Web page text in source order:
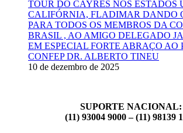
TOUR DO CAYRES NOS ESTADOS
CALIFÓRNIA, FLADIMAR DANDO
PARA TODOS OS MEMBROS DA
BRASIL , AO AMIGO DELEGADO
EM ESPECIAL FORTE ABRAÇO AO
CONFEP DR. ALBERTO TINEU
10 de dezembro de 2025
SUPORTE NACIONAL:
(11) 93004 9000 – (11) 98139